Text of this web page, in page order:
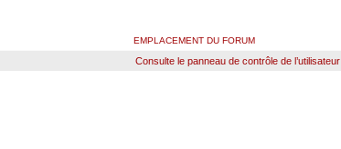
EMPLACEMENT DU FORUM
Consulte le panneau de contrôle de l’utilisateur